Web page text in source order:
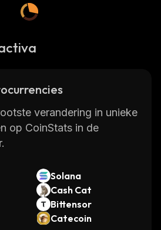
verandering in unieke
op CoinStats in de
Solana
Cash Cat
Bittensor
Catecoin